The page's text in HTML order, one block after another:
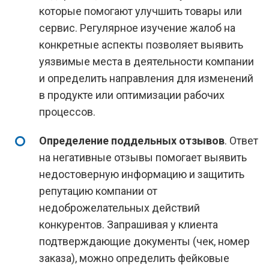
которые помогают улучшить товары или
сервис. Регулярное изучение жалоб на
конкретные аспекты позволяет выявить
уязвимые места в деятельности компании
и определить направления для изменений
в продукте или оптимизации рабочих
процессов.
Определение поддельных отзывов. Ответ
на негативные отзывы помогает выявить
недостоверную информацию и защитить
репутацию компании от
недоброжелательных действий
конкурентов. Запрашивая у клиента
подтверждающие документы (чек, номер
заказа), можно определить фейковые